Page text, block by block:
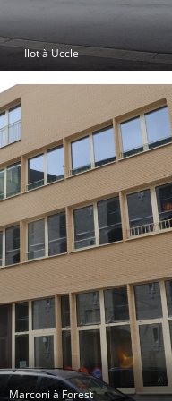
Ilot à Uccle
Marconi à Forest